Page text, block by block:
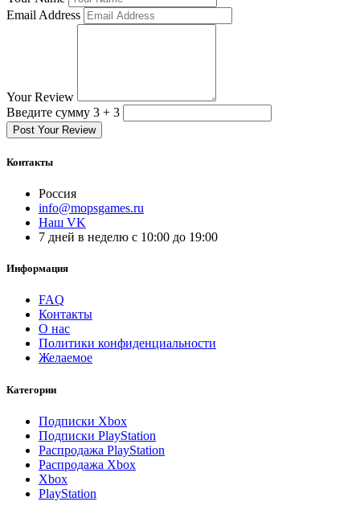
Email Address
Your Review
Введите сумму 3 + 3
Post Your Review
Контакты
Россия
info@mopsgames.ru
Наш VK
7 дней в неделю с 10:00 до 19:00
Информация
FAQ
Контакты
О нас
Политики конфиденциальности
Желаемое
Категории
Подписки Xbox
Подписки PlayStation
Распродажа PlayStation
Распродажа Xbox
Xbox
PlayStation